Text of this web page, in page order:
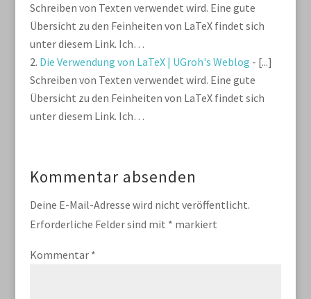
Schreiben von Texten verwendet wird. Eine gute
Übersicht zu den Feinheiten von LaTeX findet sich
unter diesem Link. Ich…
Die Verwendung von LaTeX | UGroh's Weblog - [...]
Schreiben von Texten verwendet wird. Eine gute
Übersicht zu den Feinheiten von LaTeX findet sich
unter diesem Link. Ich…
Kommentar absenden
Deine E-Mail-Adresse wird nicht veröffentlicht.
Erforderliche Felder sind mit * markiert
Kommentar *